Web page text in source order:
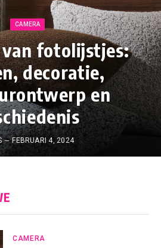
CAMERA
fotolijstjes:
decoratie,
en
FEBRUARI 4, 2024
CAMERA